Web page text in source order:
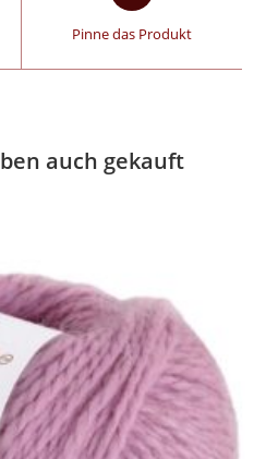
Pinne das Produkt
auch gekauft